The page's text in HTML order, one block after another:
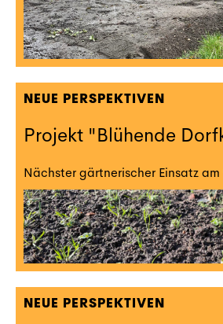
NEUE PERSPEKTIVEN
Projekt "Blühende
Nächster gärtnerischer Einsatz
NEUE PERSPEKTIVEN